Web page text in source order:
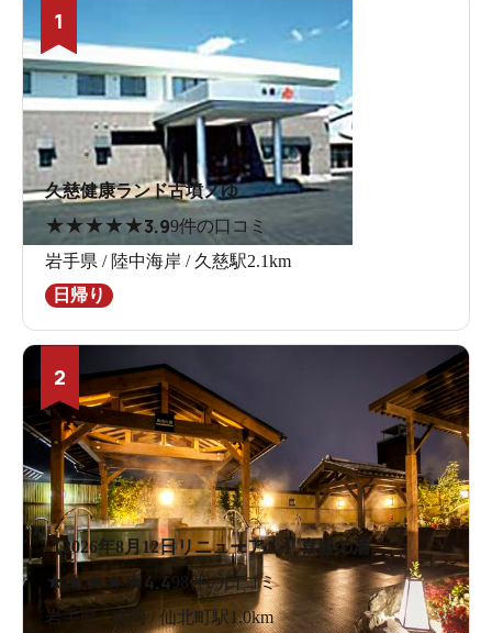
1
久慈健康ランド古墳ノゆ
★★★ ★★3.99件の口コミ
岩手県 / 陸中海岸 / 久慈駅2.1km
日帰り
2
【2026年8月12日リニューアル】喜盛の湯
★★★ ★★ 4.498件の口コミ
岩手県 / 盛岡 / 仙北町駅1.0km